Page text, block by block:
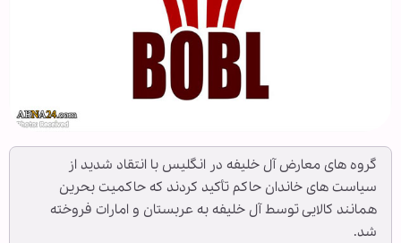
گروه های معارض آل خلیفه در انگلیس با انتقاد شدید از
سیاست های خاندان حاکم تأکید کردند که حاکمیت بحرین
همانند کالایی توسط آل خلیفه به عربستان و امارات فروخته
شد.